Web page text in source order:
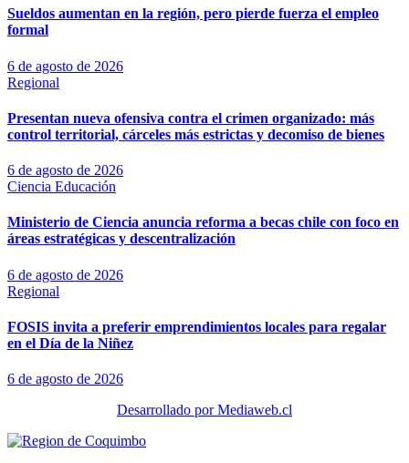
Sueldos aumentan en la región, pero pierde fuerza el empleo
formal
6 de agosto de 2026
Regional
Presentan nueva ofensiva contra el crimen organizado: más
control territorial, cárceles más estrictas y decomiso de bienes
6 de agosto de 2026
Ciencia Educación
Ministerio de Ciencia anuncia reforma a becas chile con foco en
áreas estratégicas y descentralización
6 de agosto de 2026
Regional
FOSIS invita a preferir emprendimientos locales para regalar
en el Día de la Niñez
6 de agosto de 2026
Desarrollado por Mediaweb.cl